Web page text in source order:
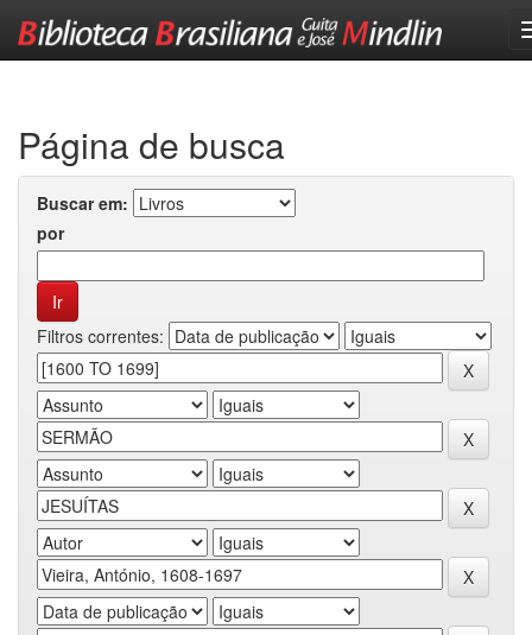
Página de busca
Buscar em:
por
Filtros correntes: